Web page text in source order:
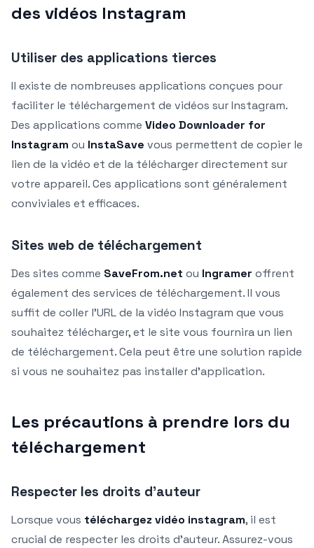
des vidéos Instagram
Utiliser des applications tierces
Il existe de nombreuses applications conçues pour
faciliter le téléchargement de vidéos sur Instagram.
Des applications comme Video Downloader for
Instagram ou InstaSave vous permettent de copier le
lien de la vidéo et de la télécharger directement sur
votre appareil. Ces applications sont généralement
conviviales et efficaces.
Sites web de téléchargement
Des sites comme SaveFrom.net ou Ingramer offrent
également des services de téléchargement. Il vous
suffit de coller l’URL de la vidéo Instagram que vous
souhaitez télécharger, et le site vous fournira un lien
de téléchargement. Cela peut être une solution rapide
si vous ne souhaitez pas installer d’application.
Les précautions à prendre lors du
téléchargement
Respecter les droits d’auteur
Lorsque vous téléchargez vidéo instagram, il est
crucial de respecter les droits d’auteur. Assurez-vous